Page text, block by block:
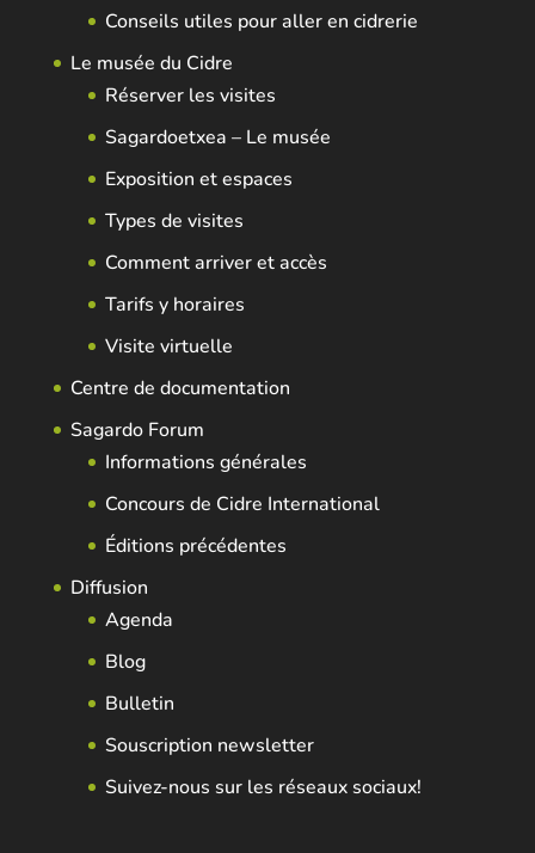
Conseils utiles pour aller en cidrerie
Le musée du Cidre
Réserver les visites
Sagardoetxea – Le musée
Exposition et espaces
Types de visites
Comment arriver et accès
Tarifs y horaires
Visite virtuelle
Centre de documentation
Sagardo Forum
Informations générales
Concours de Cidre International
Éditions précédentes
Diffusion
Agenda
Blog
Bulletin
Souscription newsletter
Suivez-nous sur les réseaux sociaux!